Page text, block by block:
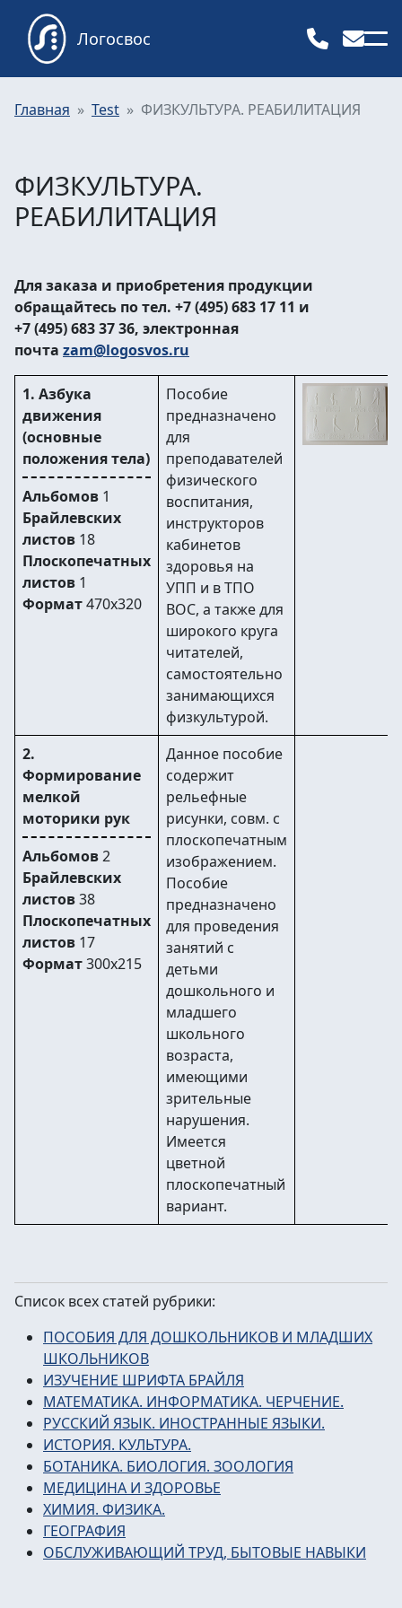
Логосвос
Главная Test ФИЗКУЛЬТУРА. РЕАБИЛИТАЦИЯ
ФИЗКУЛЬТУРА.
РЕАБИЛИТАЦИЯ
Для заказа и приобретения продукции
обращайтесь по тел. +7 (495) 683 17 11 и
+7 (495) 683 37 36, электронная
почта zam@logosvos.ru
1. Азбука
движения
(основные
положения тела)
Альбомов 1
Брайлевских
листов 18
Плоскопечатных
листов 1
Формат470х320
Пособие
предназначено
для
преподавателей
физического
воспитания,
инструкторов
кабинетов
здоровья на
УПП и в ТПО
ВОС, а также для
широкого круга
читателей,
самостоятельно
занимающихся
физкультурой.
2.
Формирование
мелкой
моторики рук
Альбомов2
Брайлевских
листов38
Плоскопечатных
листов 17
Формат300х215
Данное пособие
содержит
рельефные
рисунки, совм. с
плоскопечатным
изображением.
Пособие
предназначено
для проведения
занятий с
детьми
дошкольного и
младшего
школьного
возраста,
имеющими
зрительные
нарушения.
Имеется
цветной
плоскопечатный
вариант.
Список всех статей рубрики:
ПОСОБИЯ ДЛЯ ДОШКОЛЬНИКОВ И МЛАДШИХ
ШКОЛЬНИКОВ
ИЗУЧЕНИЕ ШРИФТА БРАЙЛЯ
МАТЕМАТИКА. ИНФОРМАТИКА. ЧЕРЧЕНИЕ.
РУССКИЙ ЯЗЫК. ИНОСТРАННЫЕ ЯЗЫКИ.
ИСТОРИЯ. КУЛЬТУРА.
БОТАНИКА. БИОЛОГИЯ. ЗООЛОГИЯ
МЕДИЦИНА И ЗДОРОВЬЕ
ХИМИЯ. ФИЗИКА.
ГЕОГРАФИЯ
ОБСЛУЖИВАЮЩИЙ ТРУД, БЫТОВЫЕ НАВЫКИ